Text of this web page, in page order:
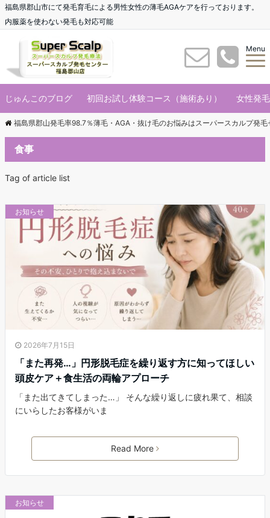
福島県郡山市にて発毛育毛による男性女性の薄毛AGAケアを行っております。
内服薬を使わない発毛も対応可能
Menu
じゅんこのブログ 初回お試し体験コース（施術あり） 女性発
福島県郡山発毛率98.7％薄毛・AGA・抜け毛のお悩みはスーパースカルプ発
食事
Tag of article list
お知らせ
2026年7月15日
「また再発…」円形脱毛症を繰り返す方に知ってほしい
頭皮ケア＋食生活の両輪アプローチ
「また出てきてしまった…」 そんな繰り返しに疲れ果て、相談
にいらしたお客様がいま
Read More
お知らせ